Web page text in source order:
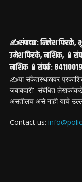
✍️संपादक: निलेश फिरके,
उमेश फिरके, नाशिक,
नाशिक 📱संपर्क:
✍️या संकेतस्थळावर
जबाबदारी'' संबंधित
असतीलच असे नाही याचे
Contact us: